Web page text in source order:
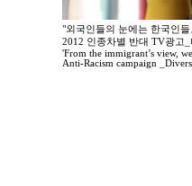
"외국인들의 눈에는 한국인
2012 인종차별 반대 TV광고
'From the immigrant’s view,
Anti-Racism campaign